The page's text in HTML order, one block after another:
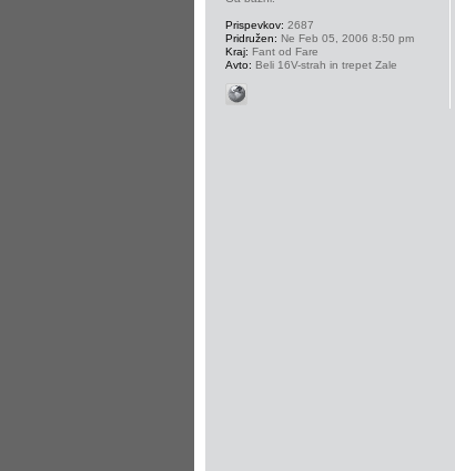
Prispevkov: 2687
Pridružen: Ne Feb 05, 2006 8:50 pm
Kraj: Fant od Fare
Avto: Beli 16V-strah in trepet Zale